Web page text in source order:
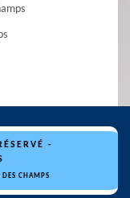
-
CHAMPS